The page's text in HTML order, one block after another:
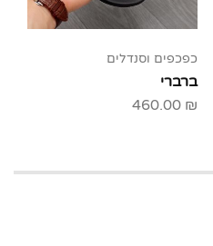
כפכפים וסנדלים
ברברי
460.00 ₪